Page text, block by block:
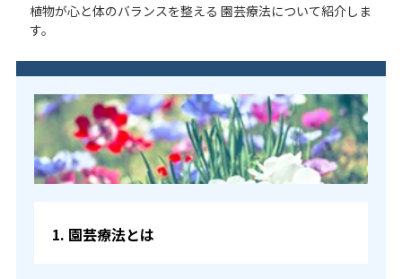
植物が心と体のバランスを整える 園芸療法について紹介しま
す。
1. 園芸療法とは